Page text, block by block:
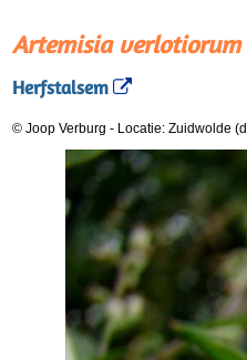
Artemisia verlotiorum
Herfstalsem
© Joop Verburg - Locatie: Zuidwolde